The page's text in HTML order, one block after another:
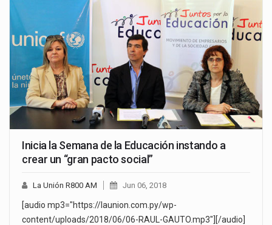
Inicia la Semana de la Educación instando a
crear un “gran pacto social”
La Unión R800 AM Jun 06, 2018
[audio mp3="https://launion.com.py/wp-
content/uploads/2018/06/06-RAUL-GAUTO.mp3"][/audio]